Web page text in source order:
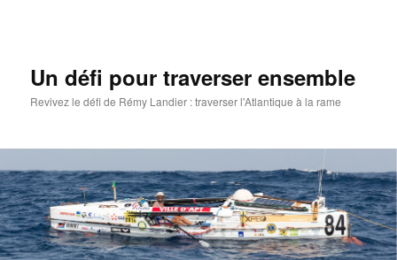
Un défi pour traverser ensemble
Revivez le défi de Rémy Landier : traverser l'Atlantique à la rame